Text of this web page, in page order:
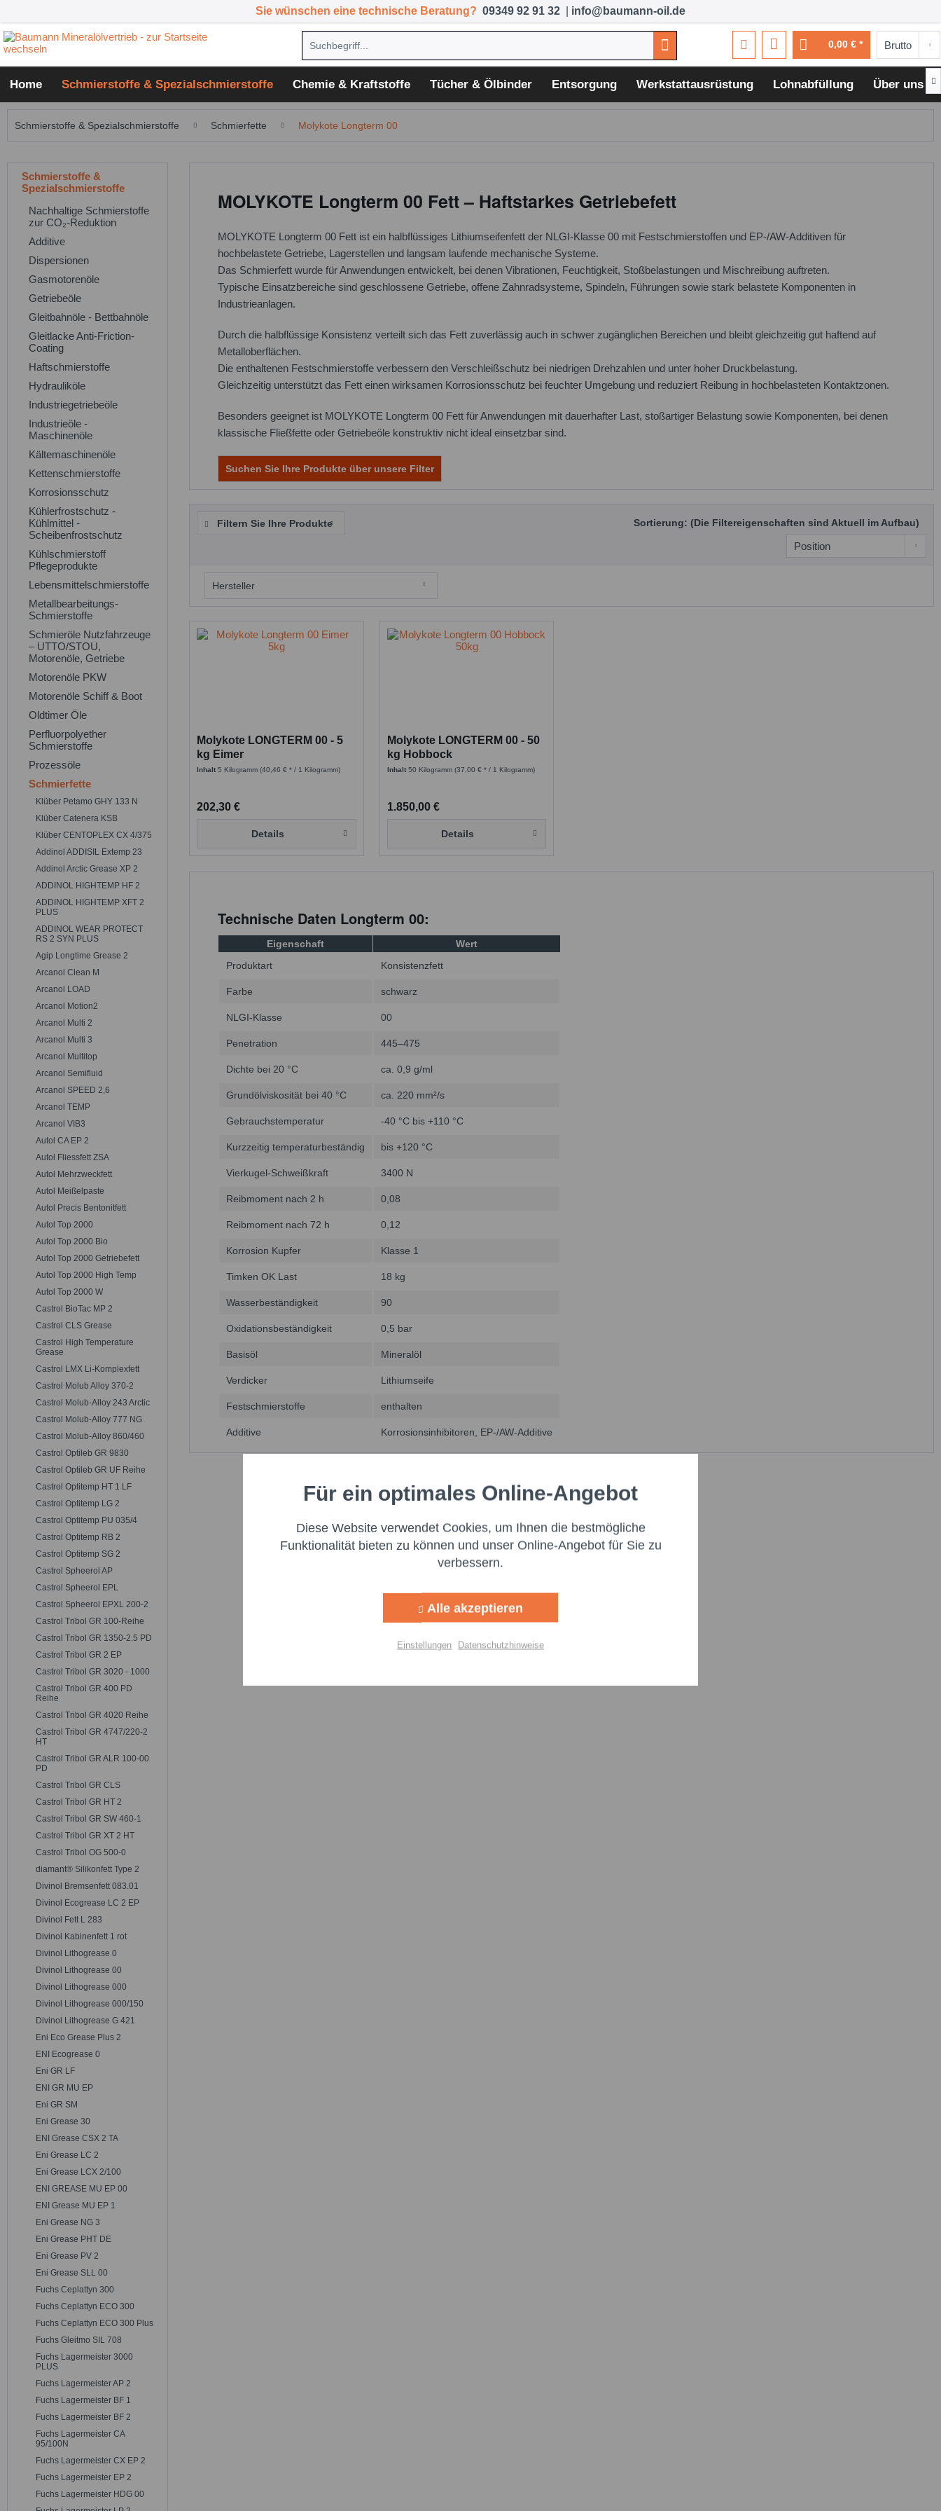
Sie wünschen eine technische Beratung? 09349 92 91 32 info@baumann-oil.de
0,00 € *
Home Schmierstoffe & Spezialschmierstoffe Chemie & Kraftstoffe Tücher & Ölbinder Entsorgung Werkstattausrüstung Lohnabfüllung Über uns 
Schmierstoffe & Spezialschmierstoffe Schmierfette Molykote Longterm 00
Schmierstoffe &
Spezialschmierstoffe
Nachhaltige Schmierstoffe
zur CO₂-Reduktion
Additive
Dispersionen
Gasmotorenöle
Getriebeöle
Gleitbahnöle - Bettbahnöle
Gleitlacke Anti-Friction-
Coating
Haftschmierstoffe
Hydrauliköle
Industriegetriebeöle
Industrieöle -
Maschinenöle
Kältemaschinenöle
Kettenschmierstoffe
Korrosionsschutz
Kühlerfrostschutz -
Kühlmittel -
Scheibenfrostschutz
Kühlschmierstoff
Pflegeprodukte
Lebensmittelschmierstoffe
Metallbearbeitungs-
Schmierstoffe
Schmieröle Nutzfahrzeuge
– UTTO/STOU,
Motorenöle, Getriebe
Motorenöle PKW
Motorenöle Schiff & Boot
Oldtimer Öle
Perfluorpolyether
Schmierstoffe
Prozessöle
Schmierfette
Klüber Petamo GHY 133 N
Klüber Catenera KSB
Klüber CENTOPLEX CX 4/375
Addinol ADDISIL Extemp 23
Addinol Arctic Grease XP 2
ADDINOL HIGHTEMP HF 2
ADDINOL HIGHTEMP XFT 2
PLUS
ADDINOL WEAR PROTECT
RS 2 SYN PLUS
Agip Longtime Grease 2
Arcanol Clean M
Arcanol LOAD
Arcanol Motion2
Arcanol Multi 2
Arcanol Multi 3
Arcanol Multitop
Arcanol Semifluid
Arcanol SPEED 2,6
Arcanol TEMP
Arcanol VIB3
Autol CA EP 2
Autol Fliessfett ZSA
Autol Mehrzweckfett
Autol Meißelpaste
Autol Precis Bentonitfett
Autol Top 2000
Autol Top 2000 Bio
Autol Top 2000 Getriebefett
Autol Top 2000 High Temp
Autol Top 2000 W
Castrol BioTac MP 2
Castrol CLS Grease
Castrol High Temperature
Grease
Castrol LMX Li-Komplexfett
Castrol Molub Alloy 370-2
Castrol Molub-Alloy 243 Arctic
Castrol Molub-Alloy 777 NG
Castrol Molub-Alloy 860/460
Castrol Optileb GR 9830
Castrol Optileb GR UF Reihe
Castrol Optitemp HT 1 LF
Castrol Optitemp LG 2
Castrol Optitemp PU 035/4
Castrol Optitemp RB 2
Castrol Optitemp SG 2
Castrol Spheerol AP
Castrol Spheerol EPL
Castrol Spheerol EPXL 200-2
Castrol Tribol GR 100-Reihe
Castrol Tribol GR 1350-2.5 PD
Castrol Tribol GR 2 EP
Castrol Tribol GR 3020 - 1000
Castrol Tribol GR 400 PD
Reihe
Castrol Tribol GR 4020 Reihe
Castrol Tribol GR 4747/220-2
HT
Castrol Tribol GR ALR 100-00
PD
Castrol Tribol GR CLS
Castrol Tribol GR HT 2
Castrol Tribol GR SW 460-1
Castrol Tribol GR XT 2 HT
Castrol Tribol OG 500-0
diamant® Silikonfett Type 2
Divinol Bremsenfett 083.01
Divinol Ecogrease LC 2 EP
Divinol Fett L 283
Divinol Kabinenfett 1 rot
Divinol Lithogrease 0
Divinol Lithogrease 00
Divinol Lithogrease 000
Divinol Lithogrease 000/150
Divinol Lithogrease G 421
Eni Eco Grease Plus 2
ENI Ecogrease 0
Eni GR LF
ENI GR MU EP
Eni GR SM
Eni Grease 30
ENI Grease CSX 2 TA
Eni Grease LC 2
Eni Grease LCX 2/100
ENI GREASE MU EP 00
ENI Grease MU EP 1
Eni Grease NG 3
Eni Grease PHT DE
Eni Grease PV 2
Eni Grease SLL 00
Fuchs Ceplattyn 300
Fuchs Ceplattyn ECO 300
Fuchs Ceplattyn ECO 300 Plus
Fuchs Gleitmo SIL 708
Fuchs Lagermeister 3000
PLUS
Fuchs Lagermeister AP 2
Fuchs Lagermeister BF 1
Fuchs Lagermeister BF 2
Fuchs Lagermeister CA
95/100N
Fuchs Lagermeister CX EP 2
Fuchs Lagermeister EP 2
Fuchs Lagermeister HDG 00
MOLYKOTE Longterm 00 Fett – Haftstarkes Getriebefett
MOLYKOTE Longterm 00 Fett ist ein halbflüssiges Lithiumseifenfett der NLGI-Klasse 00 mit Festschmierstoffen und EP-/AW-Additiven für
hochbelastete Getriebe, Lagerstellen und langsam laufende mechanische Systeme.
Das Schmierfett wurde für Anwendungen entwickelt, bei denen Vibrationen, Feuchtigkeit, Stoßbelastungen und Mischreibung auftreten.
Typische Einsatzbereiche sind geschlossene Getriebe, offene Zahnradsysteme, Spindeln, Führungen sowie stark belastete Komponenten in
Industrieanlagen.
Durch die halbflüssige Konsistenz verteilt sich das Fett zuverlässig auch in schwer zugänglichen Bereichen und bleibt gleichzeitig gut haftend auf
Metalloberflächen.
Die enthaltenen Festschmierstoffe verbessern den Verschleißschutz bei niedrigen Drehzahlen und unter hoher Druckbelastung.
Gleichzeitig unterstützt das Fett einen wirksamen Korrosionsschutz bei feuchter Umgebung und reduziert Reibung in hochbelasteten Kontaktzonen.
Besonders geeignet ist MOLYKOTE Longterm 00 Fett für Anwendungen mit dauerhafter Last, stoßartiger Belastung sowie Komponenten, bei denen
klassische Fließfette oder Getriebeöle konstruktiv nicht ideal einsetzbar sind.
Suchen Sie Ihre Produkte über unsere Filter
Filtern Sie Ihre Produkte Sortierung: (Die Filtereigenschaften sind Aktuell im Aufbau)
Hersteller
Molykote LONGTERM 00 - 5
kg Eimer
Inhalt5 Kilogramm(40,46 € * / 1 Kilogramm)
202,30 €
Details
Molykote LONGTERM 00 - 50
kg Hobbock
Inhalt 50 Kilogramm (37,00 € * / 1 Kilogramm)
1.850,00 €
Details
Technische Daten Longterm 00:
Eigenschaft
Wert
Produktart
Konsistenzfett
Farbe schwarz
NLGI-Klasse 00
Penetration 445–475
Dichte bei 20 °C ca. 0,9 g/ml
Grundölviskosität bei 40 °C ca. 220 mm²/s
Gebrauchstemperatur -40 °C bis +110 °C
Kurzzeitig temperaturbeständig bis +120 °C
Vierkugel-Schweißkraft 3400 N
Reibmoment nach 2 h 0,08
Reibmoment nach 72 h 0,12
Korrosion Kupfer Klasse 1
Timken OK Last 18 kg
Wasserbeständigkeit 90
Oxidationsbeständigkeit 0,5 bar
Basisöl Mineralöl
Verdicker Lithiumseife
Festschmierstoffe enthalten
Additive Korrosionsinhibitoren, EP-/AW-Additive
Funktionale Aktiv
Marketing Aktiv
Für ein optimales Online-Angebot
Diese Website verwendet Cookies, um Ihnen die bestmögliche
Funktionalität bieten zu können und unser Online-Angebot für Sie zu
verbessern.
Alle akzeptieren
Einstellungen Datenschutzhinweise